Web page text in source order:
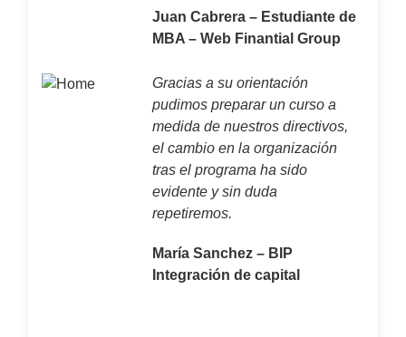
Juan Cabrera – Estudiante de
MBA – Web Finantial Group
Gracias a su orientación
pudimos preparar un curso a
medida de nuestros directivos,
el cambio en la organización
tras el programa ha sido
evidente y sin duda
repetiremos.
María Sanchez – BIP
Integración de capital